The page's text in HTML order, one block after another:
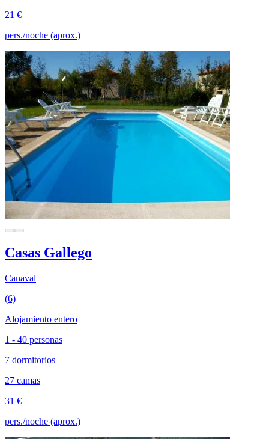
21 €
pers./noche (aprox.)
Casas Gallego
Canaval
(6)
Alojamiento entero
1 - 40 personas
7 dormitorios
27 camas
31 €
pers./noche (aprox.)